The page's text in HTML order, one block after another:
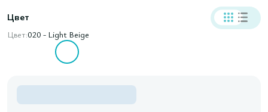
Цвет
Цвет:020 - Light Beige